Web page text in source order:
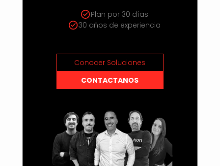
Plan por 30 días
30 años de experiencia
Conocer Soluciones
CONTACTANOS